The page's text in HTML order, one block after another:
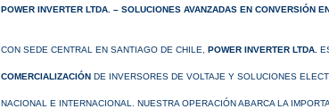
POWER INVERTER LTDA. – SOLUCIONES AVANZADAS EN CONVERSIÓN
CON SEDE CENTRAL EN SANTIAGO DE CHILE, POWER INVERTER LTDA.
COMERCIALIZACIÓNDE INVERSORES DE VOLTAJE Y SOLUCIONES
NACIONAL E INTERNACIONAL. NUESTRA OPERACIÓN ABARCA LA